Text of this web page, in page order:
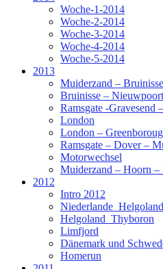
Woche-1-2014
Woche-2-2014
Woche-3-2014
Woche-4-2014
Woche-5-2014
2013
Muiderzand – Bruinisse
Bruinisse –
Ramsgate -Gravesend
London
London –
Ramsgate – Dover –
Motorwechsel
Muiderzand – Hoorn –
2012
Intro 2012
Niederlande_Helgoland
Helgoland_Thyboron
Limfjord
Dänemark und
Homerun